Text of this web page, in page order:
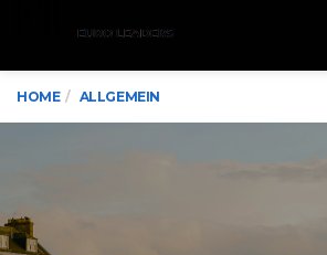
HOME ALLGEMEIN